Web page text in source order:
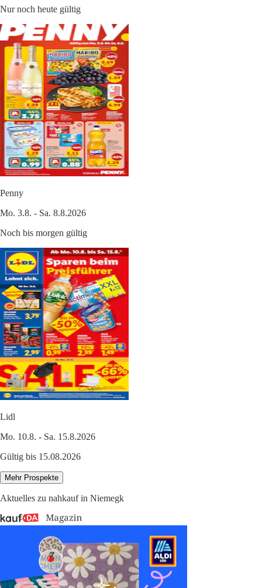
Nur noch heute gültig
Penny
Mo. 3.8. - Sa. 8.8.2026
Noch bis morgen gültig
Lidl
Mo. 10.8. - Sa. 15.8.2026
Gültig bis 15.08.2026
Mehr Prospekte
Aktuelles zu nahkauf in Niemegk